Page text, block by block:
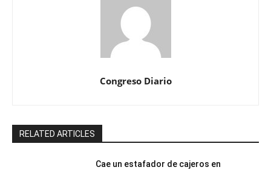
Congreso Diario
RELATED ARTICLES
Cae un estafador de cajeros en